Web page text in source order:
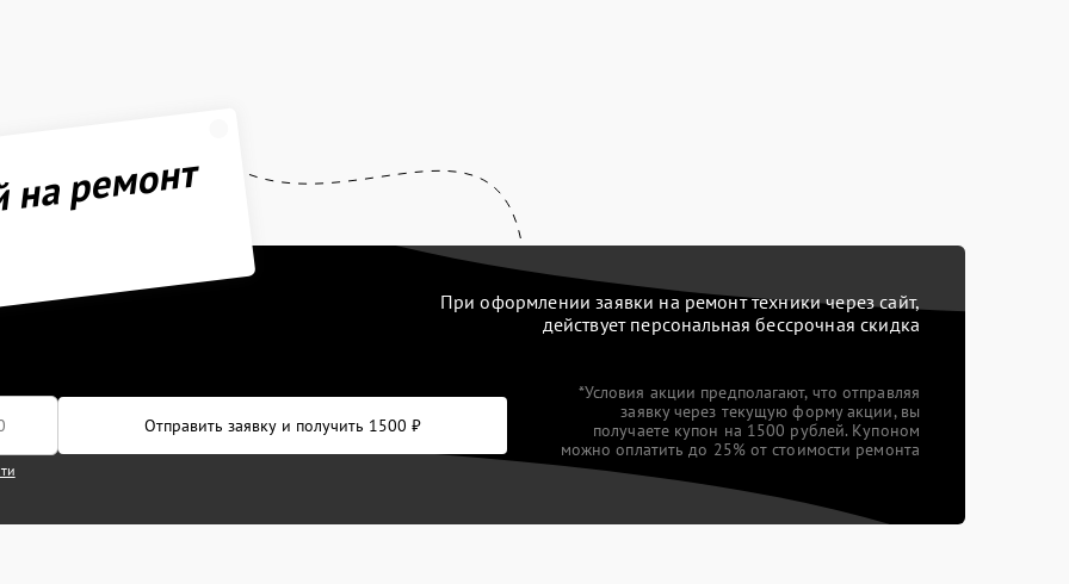
ремонт
При оформлении заявки на ремонт техники через сайт,
действует персональная бессрочная скидка
Отправить заявку и получить 1500 ₽
*Условия акции предполагают, что отправляя
заявку через текущую форму акции, вы
получаете купон на 1500 рублей. Купоном
можно оплатить до 25% от стоимости ремонта